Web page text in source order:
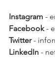
Instagram -
Facebook -
Twitter -
LinkedIn -